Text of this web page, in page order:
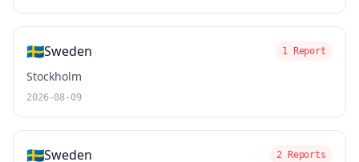
🇸🇪Sweden 1 Report
Stockholm
2026-08-09
🇸🇪Sweden 2 Reports